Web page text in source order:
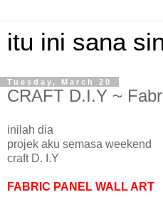
itu ini sana
Tuesday, March 20
CRAFT D.I.Y ~
inilah dia
projek aku semasa weekend
craft D. I.Y
FABRIC PANEL WALL ART